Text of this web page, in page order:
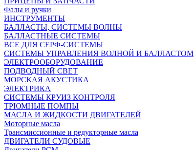
Фалы и ручки
ИНСТРУМЕНТЫ
БАЛЛАСТЫ, СИСТЕМЫ ВОЛНЫ
БАЛЛАСТНЫЕ СИСТЕМЫ
ВСЕ ДЛЯ СЕРФ-СИСТЕМЫ
СИСТЕМЫ УПРАВЛЕНИЯ ВОЛНОЙ И БАЛЛАСТОМ
ЭЛЕКТРООБОРУДОВАНИЕ
ПОДВОДНЫЙ СВЕТ
МОРСКАЯ АКУСТИКА
ЭЛЕКТРИКА
СИСТЕМЫ КРУИЗ КОНТРОЛЯ
ТРЮМНЫЕ ПОМПЫ
МАСЛА И ЖИДКОСТИ ДВИГАТЕЛЕЙ
Моторные масла
Трансмиссионные и редукторные масла
ДВИГАТЕЛИ СУДОВЫЕ